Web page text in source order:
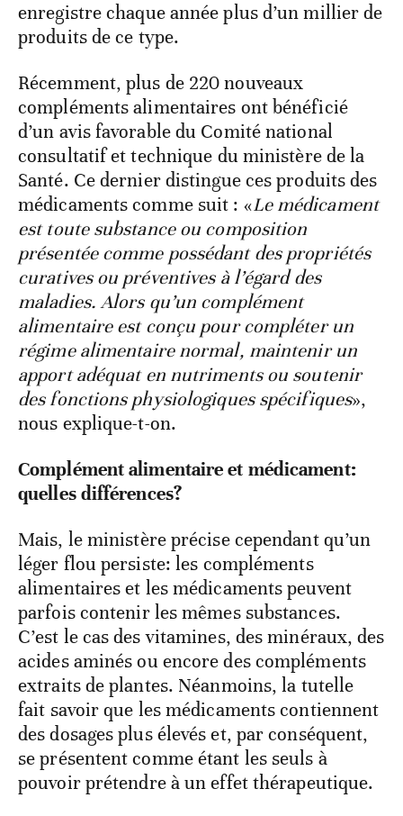
enregistre chaque année plus d’un millier de
produits de ce type.
Récemment, plus de 220 nouveaux
compléments alimentaires ont bénéficié
d’un avis favorable du Comité national
consultatif et technique du ministère de la
Santé. Ce dernier distingue ces produits des
médicaments comme suit : «Le médicament
est toute substance ou composition
présentée comme possédant des propriétés
curatives ou préventives à l’égard des
maladies. Alors qu’un complément
alimentaire est conçu pour compléter un
régime alimentaire normal, maintenir un
apport adéquat en nutriments ou soutenir
des fonctions physiologiques spécifiques»,
nous explique-t-on.
Complément alimentaire et médicament:
quelles différences?
Mais, le ministère précise cependant qu’un
léger flou persiste: les compléments
alimentaires et les médicaments peuvent
parfois contenir les mêmes substances.
C’est le cas des vitamines, des minéraux, des
acides aminés ou encore des compléments
extraits de plantes. Néanmoins, la tutelle
fait savoir que les médicaments contiennent
des dosages plus élevés et, par conséquent,
se présentent comme étant les seuls à
pouvoir prétendre à un effet thérapeutique.